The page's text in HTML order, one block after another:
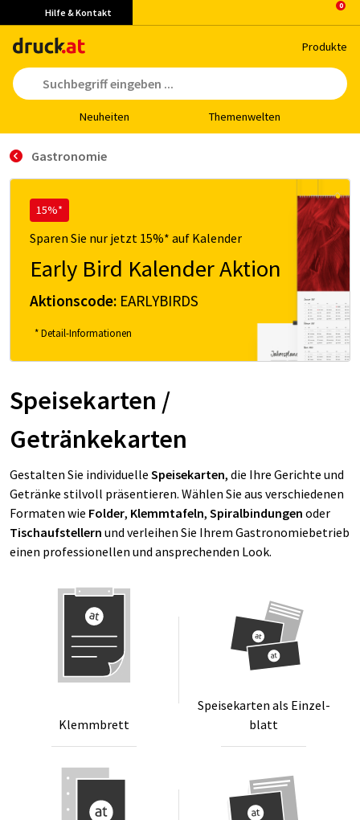
Hilfe & Kontakt
Pro­duk­te
Neu­hei­ten The­men­wel­ten
Gastronomie
15%*
Sparen Sie nur jetzt 15%* auf Kalender
Early Bird Kalender Aktion
Aktionscode: EARLYBIRDS
* Detail-Informationen
Speisekarten /
Getränkekarten
Gestalten Sie individuelle Speisekarten, die Ihre Gerichte und
Getränke stilvoll präsentieren. Wählen Sie aus verschiedenen
Formaten wie Folder, Klemmtafeln, Spiralbindungen oder
Tischaufstellern und verleihen Sie Ihrem Gastronomiebetrieb
einen professionellen und ansprechenden Look.
Klemm­brett
Spei­se­kar­ten als Ein­zel­
blatt